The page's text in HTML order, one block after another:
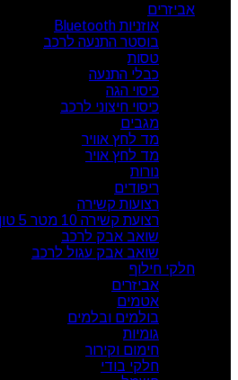
אביזרים
אוזניות Bluetooth
בוסטר התנעה לרכב
טסות
כבלי התנעה
כיסוי הגה
כיסוי חיצוני לרכב
מגבים
מד לחץ אוויר
מד לחץ אויר
נורות
ריפודים
רצועות קשירה
רצועת קשירה 10 מטר 5 טון
שואב אבק לרכב
שואב אבק עגול לרכב
חלקי חילוף
אביזרים
אטמים
בולמים ובלמים
גומיות
חימום וקירור
חלקי בודי